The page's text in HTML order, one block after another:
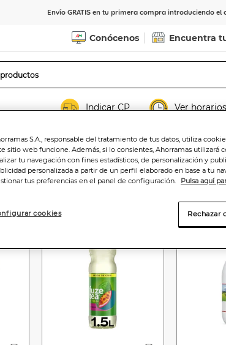
Envío GRATIS en tu primera compra introduciendo el
Conócenos Encuentra
Indicar CP Ver
S.A., responsable del tratamiento de tus datos, utiliza
sitio web funcione. Además, si lo consientes, Ahorramas utilizará
tu navegación con fines estadísticos, de personalización y
personalizada a partir de un perfil elaborado en base a tu
tus preferencias en el panel de configuración.
Pulsa aquí
cookies Rechazar